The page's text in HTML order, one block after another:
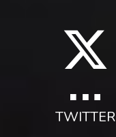
TWITTER